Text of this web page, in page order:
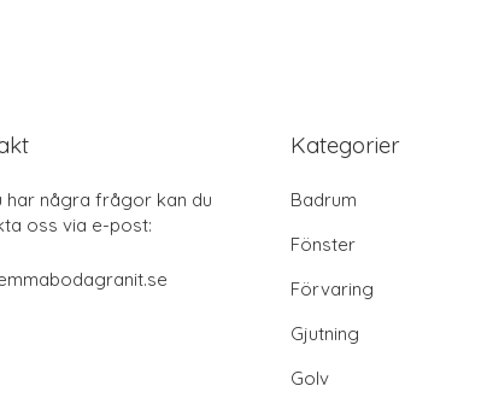
har några frågor kan du
oss via e-post:
Kategorier
Badrum
Fönster
Förvaring
Gjutning
Golv